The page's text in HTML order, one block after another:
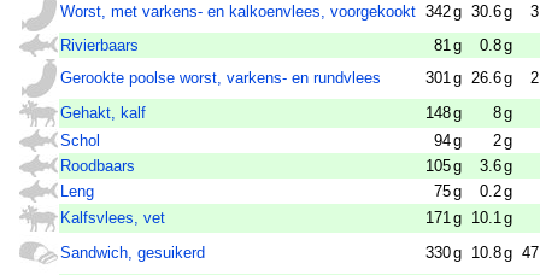
Worst, met varkens- en kalkoenvlees, voorgekookt 342g 30.6g
Rivierbaars
81 g 0.8g
Gerookte poolse worst, varkens- en rundvlees
301 g 26.6g
Gehakt, kalf
148g 8g
Schol
94g 2g
Roodbaars
105g 3.6g
Leng
75g 0.2g
Kalfsvlees, vet
171 g 10.1 g
Sandwich, gesuikerd
330g 10.8g